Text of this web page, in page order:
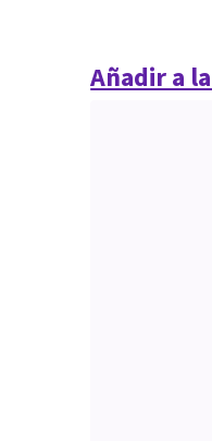
Añadir a